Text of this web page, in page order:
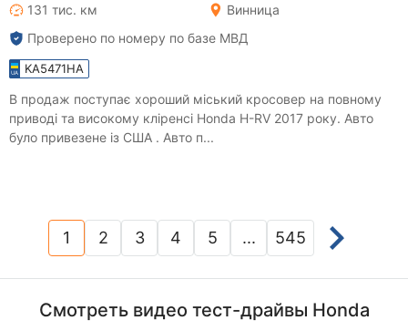
131 тис. км
Винница
Проверено по номеру по базе МВД
KA5471HA
В продаж поступає хороший міський кросовер на повному
приводі та високому кліренсі Honda H-RV 2017 року. Авто
було привезене із США . Авто п...
1(current)
2 3 4 5 ... 545
Смотреть видео тест-драйвы Honda